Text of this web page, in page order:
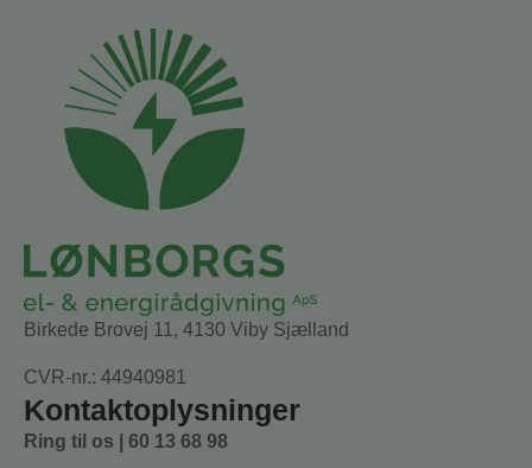
Birkede Brovej 11, 4130 Viby Sjælland
CVR-nr.: 44940981
Kontaktoplysninger
Ring til os | 60 13 68 98